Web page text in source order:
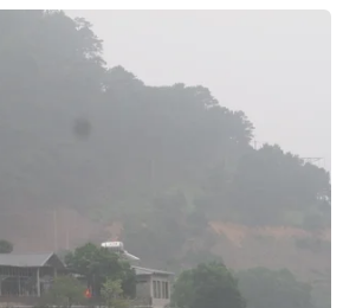
đạo có 9ủy viên gồm đại diện
cơ quan là Bộ Khoa học và
hoạch và Đầu tư; Bộ Tài chính;
Bộ Nôngnghiệp và Phát triển
tin và Truyền thông; Bộ
đạo hoạtđộng theo chế độ